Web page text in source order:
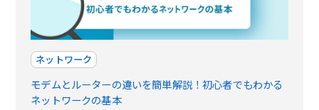
ネットワーク
モデムとルーターの違いを簡単解説！初心者でもわかる
ネットワークの基本